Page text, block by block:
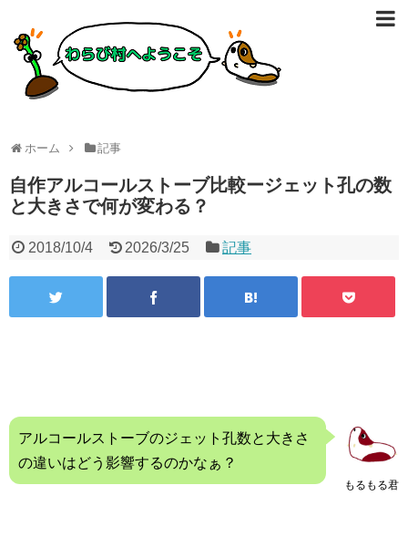
ホーム 記事
自作アルコールストーブ比較ージェット孔の数
と大きさで何が変わる？
2018/10/4 2026/3/25 記事
もるもる君
アルコールストーブのジェット孔数と大きさ
の違いはどう影響するのかなぁ？